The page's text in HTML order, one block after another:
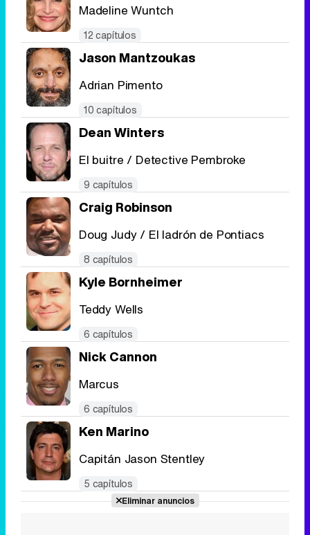
Madeline Wuntch
12 capítulos
Jason Mantzoukas
Adrian Pimento
10 capítulos
Dean Winters
El buitre / Detective Pembroke
9 capítulos
Craig Robinson
Doug Judy / El ladrón de Pontiacs
8 capítulos
Kyle Bornheimer
Teddy Wells
6 capítulos
Nick Cannon
Marcus
6 capítulos
Ken Marino
Capitán Jason Stentley
5 capítulos
Eliminar anuncios